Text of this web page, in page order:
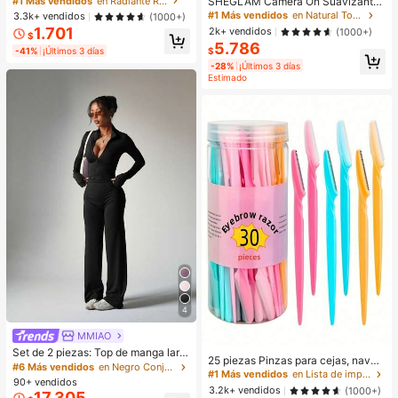
CosméTica Maquillaje Para Mujere
s Y NiñAs
3.3k+ vendidos
(1000+)
$1.701
-41% ¡Últimos 3 días
4
MMIAO
Set de 2 piezas: Top de manga larg
a con cierre de cremallera morado
+ Pantalones anchos de pierna anc
ha sueltos, conjunto de yoga y dep
#6 Más vendidos
en Negro Conjuntos deportivos para mujer
90+ vendidos
& Difuminador Prebase Marca de B
elleza Cosmética Maquillaje para
Mujeres y Niñas
#1 Más vendidos
en Natural Tono
2k+ vendidos
(1000+)
$5.786
-28% ¡Últimos 3 días
Estimado
25 piezas Pinzas para cejas, navaj
as, tijeras de mango largo, pinzas p
ara cejas de acero inoxidable, herra
#1 Más vendidos
en Lista de imprescindibles para enfermería Herram
3.2k+ vendidos
(1000+)